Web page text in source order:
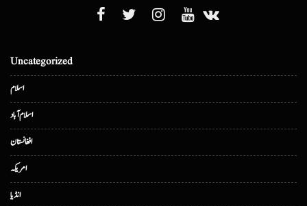
Uncategorized
اسلام
اسلام آباد
افغانستان
امریکہ
انڈیا